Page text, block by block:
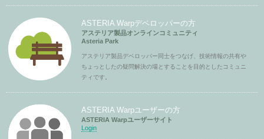
ASTERIA Warpデベロッパーの方
アステリア製品オンラインコミュニティ
Asteria Park
アステリア製品デベロッパー同士をつなげ、技術情報の共有や
ちょっとしたの疑問解決の場とすることを目的としたコミュニ
ティです。
ASTERIA Warpユーザーの方
ASTERIA Warpユーザーサイト
Login